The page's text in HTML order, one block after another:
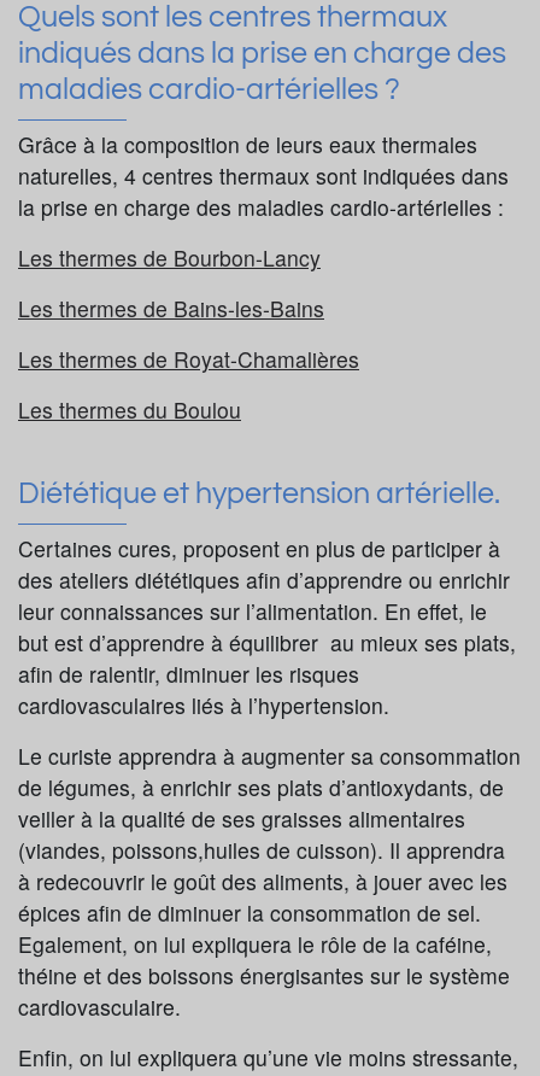
Quels sont les centres thermaux
indiqués dans la prise en charge des
maladies cardio-artérielles ?
Grâce à la composition de leurs eaux thermales
naturelles, 4 centres thermaux sont indiquées dans
la prise en charge des maladies cardio-artérielles :
Les thermes de Bourbon-Lancy
Les thermes de Bains-les-Bains
Les thermes de Royat-Chamalières
Les thermes du Boulou
Diététique et hypertension artérielle.
Certaines cures, proposent en plus de participer à
des ateliers diététiques afin d’apprendre ou enrichir
leur connaissances sur l’alimentation. En effet, le
but est d’apprendre à équilibrer au mieux ses plats,
afin de ralentir, diminuer les risques
cardiovasculaires liés à l’hypertension.
Le curiste apprendra à augmenter sa consommation
de légumes, à enrichir ses plats d’antioxydants, de
veiller à la qualité de ses graisses alimentaires
(viandes, poissons,huiles de cuisson). Il apprendra
à redecouvrir le goût des aliments, à jouer avec les
épices afin de diminuer la consommation de sel.
Egalement, on lui expliquera le rôle de la caféine,
théine et des boissons énergisantes sur le système
cardiovasculaire.
Enfin, on lui expliquera qu’une vie moins stressante,